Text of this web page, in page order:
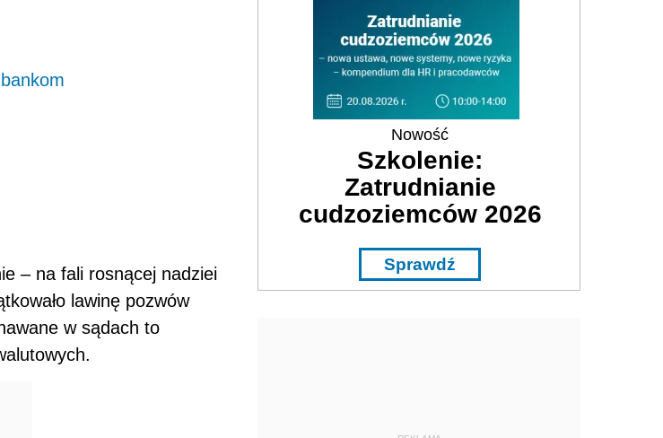
– na fali rosnącej nadziei
lawinę pozwów
w sądach to
Nowość
Szkolenie:
Zatrudnianie
cudzoziemców 2026
Sprawdź